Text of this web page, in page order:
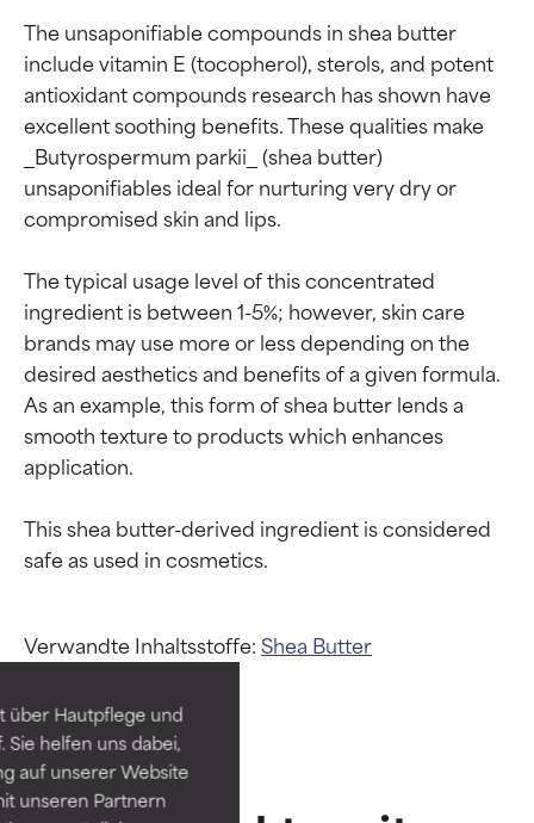
über Hautpflege und
helfen uns dabei,
auf unserer Website
unseren Partnern
The unsaponifiable compounds in shea butter
include vitamin E (tocopherol), sterols, and potent
antioxidant compounds research has shown have
excellent soothing benefits. These qualities make
_Butyrospermum parkii_ (shea butter)
unsaponifiables ideal for nurturing very dry or
compromised skin and lips.
The typical usage level of this concentrated
ingredient is between 1-5%; however, skin care
brands may use more or less depending on the
desired aesthetics and benefits of a given formula.
As an example, this form of shea butter lends a
smooth texture to products which enhances
application.
This shea butter-derived ingredient is considered
Verwandte Inhaltsstoffe:Shea Butter
Erwiesen und durch
unabhängige Studien belegt.
Hervorragender Wirkstoff für
die meisten Hauttypen und -
Erwiesen und durch
unabhängige Studien belegt.
Hervorragender Wirkstoff für
die meisten Hauttypen und -